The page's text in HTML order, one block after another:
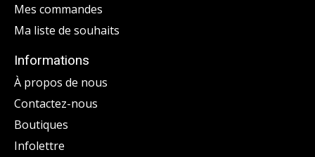
Mes commandes
Ma liste de souhaits
Informations
À propos de nous
Contactez-nous
Boutiques
Infolettre